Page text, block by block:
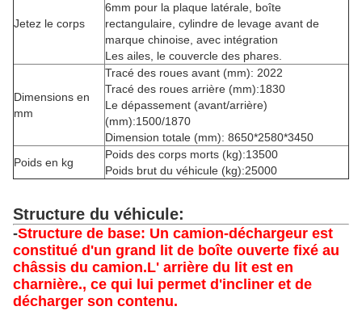
Jetez le corps
6mm pour la plaque latérale, boîte
rectangulaire, cylindre de levage avant de
marque chinoise, avec intégration
Les ailes, le couvercle des phares.
Dimensions en
mm
Tracé des roues avant (mm): 2022
Tracé des roues arrière (mm):1830
Le dépassement (avant/arrière)
(mm):1500/1870
Dimension totale (mm): 8650*2580*3450
Poids en kg
Poids des corps morts (kg):13500
Poids brut du véhicule (kg):25000
Structure du véhicule:
-Structure de base: Un camion-déchargeur est
constitué d'un grand lit de boîte ouverte fixé au
châssis du camion.L' arrière du lit est en
charnière., ce qui lui permet d'incliner et de
décharger son contenu.